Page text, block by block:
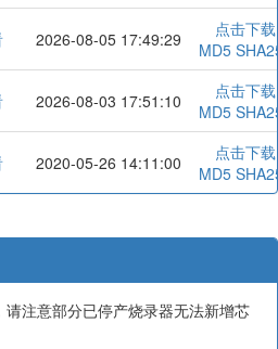
2026-08-05 17:49:29
点击下载
MD5
2026-08-03 17:51:10
点击下载
MD5
2020-05-26 14:11:00
点击下载
MD5
注意部分已停产烧录器无法新增芯